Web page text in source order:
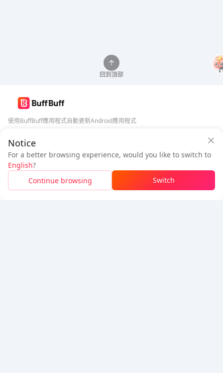
節省$0.01
$0.88
登入即可 獲得 50 點數 (0.50 USD)
充值
Notice
For a better browsing experience, would you like to switch to
English?
Continue browsing
Switch
回到頂部
使用BuffBuff應用程式自動更新Android應用程式
追蹤我們
5% OFF5% OFF